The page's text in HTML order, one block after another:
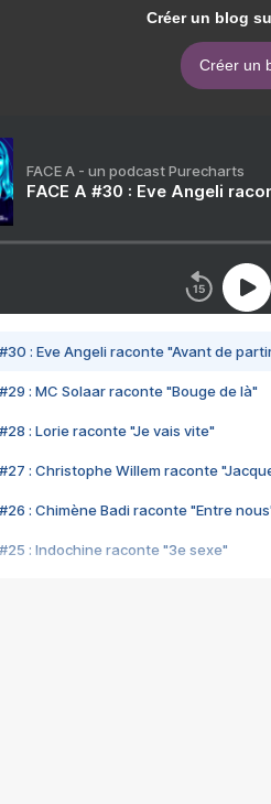
Créer un blog
Créer un
FACE A - un podcast Purecharts
FACE A #30 : Eve Angeli
#30 : Eve Angeli raconte "Avant de
#29 : MC Solaar raconte "Bouge de là"
#28 : Lorie raconte "Je vais vite"
#27 : Christophe Willem raconte
#26 : Chimène Badi raconte "Entre
#25 : Indochine raconte "3e sexe"